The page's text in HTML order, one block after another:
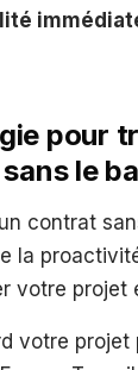
pour
le
contrat
la
votre projet
votre